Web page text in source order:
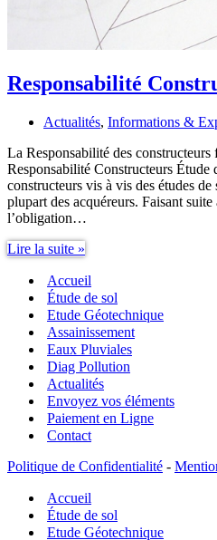
Responsabilité
Actualités, Informations &
La Responsabilité des constructeurs
Responsabilité Constructeurs Étude
constructeurs vis à vis des études
plupart des acquéreurs. Faisant
l’obligation…
Lire la suite »
étude
de
sol
Accueil
Étude de sol
Etude Géotechnique
Assainissement
Eaux Pluviales
Diag Pollution
Actualités
Envoyez vos éléments
Paiement en Ligne
Contact
Politique de Confidentialité -
Accueil
Étude de sol
Etude Géotechnique